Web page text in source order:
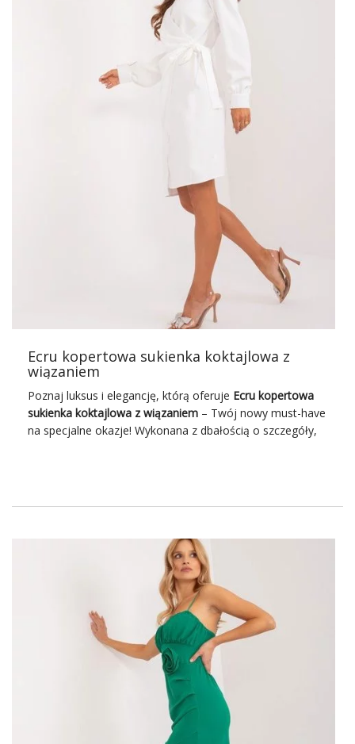
hurtownia swetrów
, które zapewniają wygodę i
modny styl. Odkryj sukienki w ehurtowni na absolutnie
każdą okazję i podaruj sobie komfort noszenia bez
rezygnacji z oryginalnego wyglądu. Szukasz ładnej odzieży
damskiej w niskich hurtowych cenach i z dużym wyborem
modeli? W takim razie zapraszamy Cię do naszej zakładki
z nowościami, w której pojawiają się nasze
Ecru-fuksjowa maxi sukienka z
printem – Topowa oferta dla
Z myślą o różnorodnych potrzebach naszych …
Ecru kopertowa sukienka koktajlowa z
wiązaniem
Poznaj luksus i elegancję, którą oferuje Ecru kopertowa
sukienka koktajlowa z wiązaniem – Twój nowy must-have
na specjalne okazje! Wykonana z dbałością o szczegóły,
Ecru kopertowa sukienka
Zaszczycenie się tak wyjątkowym ubraniem jak
kopertowa sukienka koktajlowa, dostępnym w atrakcyjnej
cenie w hurtowni. Ta sukienka to pewność, że na każdej
uroczystości będziesz prezentować się niepowtarzalnie.
Swoboda wiązania pozwala na dopasowanie sukienki do
kształtu Twojej figury, a delikatny, lejący się materiał
zapewnia komfort noszenia przez całą noc.
Co jeszcze kupisz w hurtowni
stają się nieodzownym elementem damskiej